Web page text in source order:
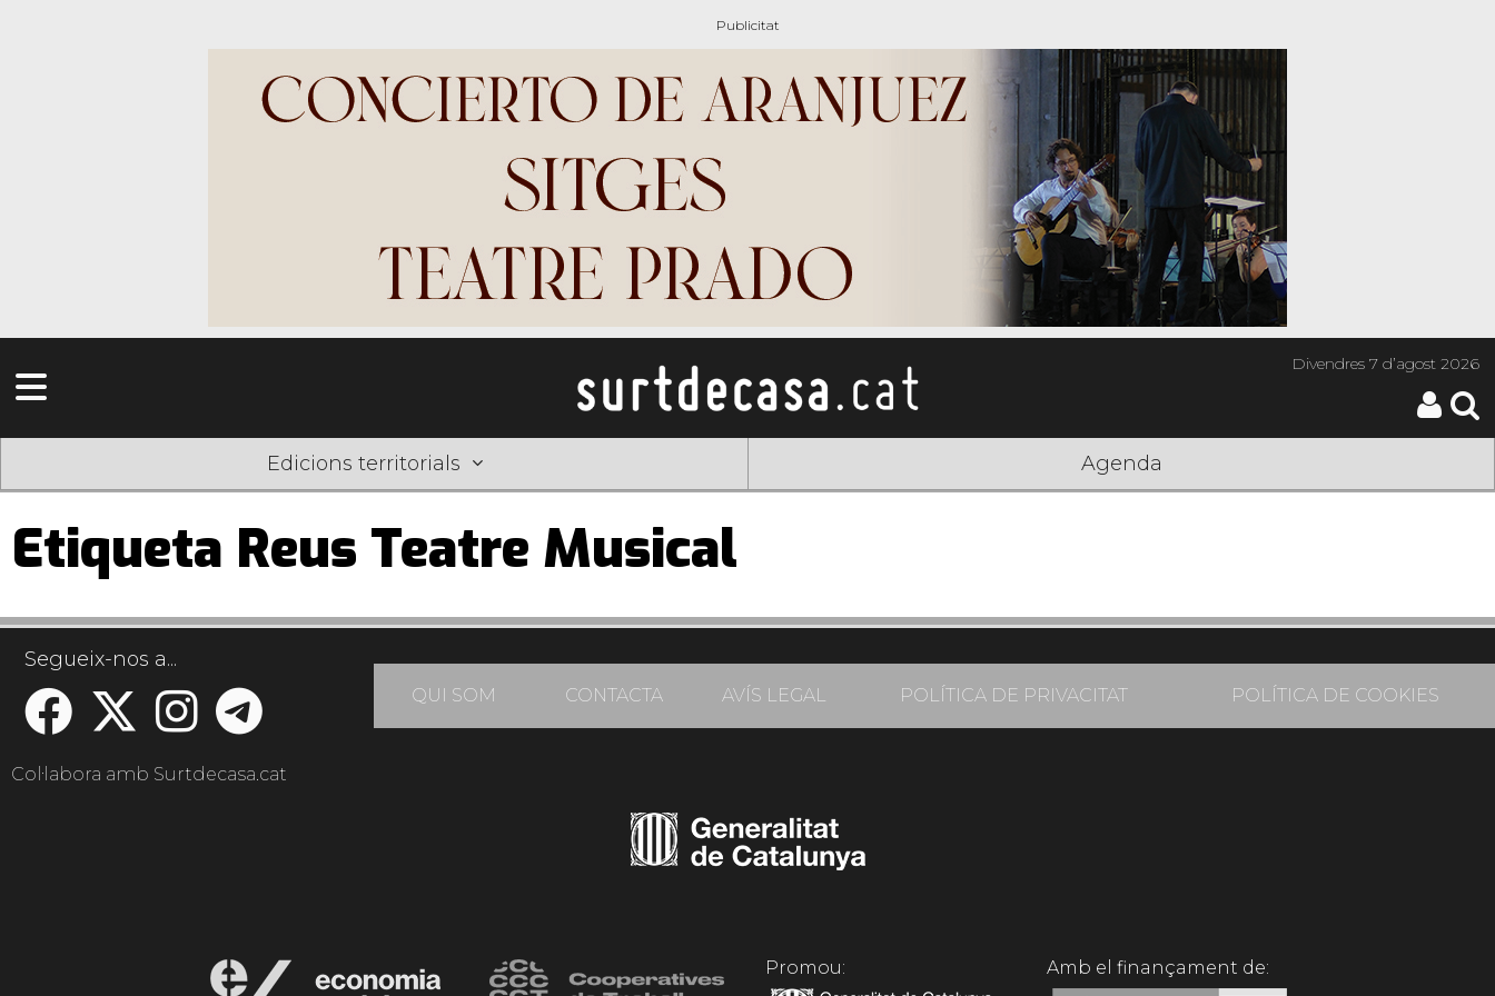
Divendres7 d’agost 2026
Edicions territorials Agenda
Etiqueta Reus Teatre Musical
Segueix-nos a...
QUI SOM CONTACTA AVÍS LEGAL POLÍTICA DE PRIVACITAT POLÍTICA DE COOKIES
Col·labora amb Surtdecasa.cat
Promou: Amb el finançament de: